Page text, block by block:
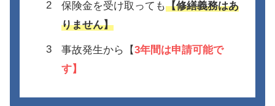
保険金を受け取っても【修繕義務はあ
りません】
事故発生から【3年間は申請可能で
す】